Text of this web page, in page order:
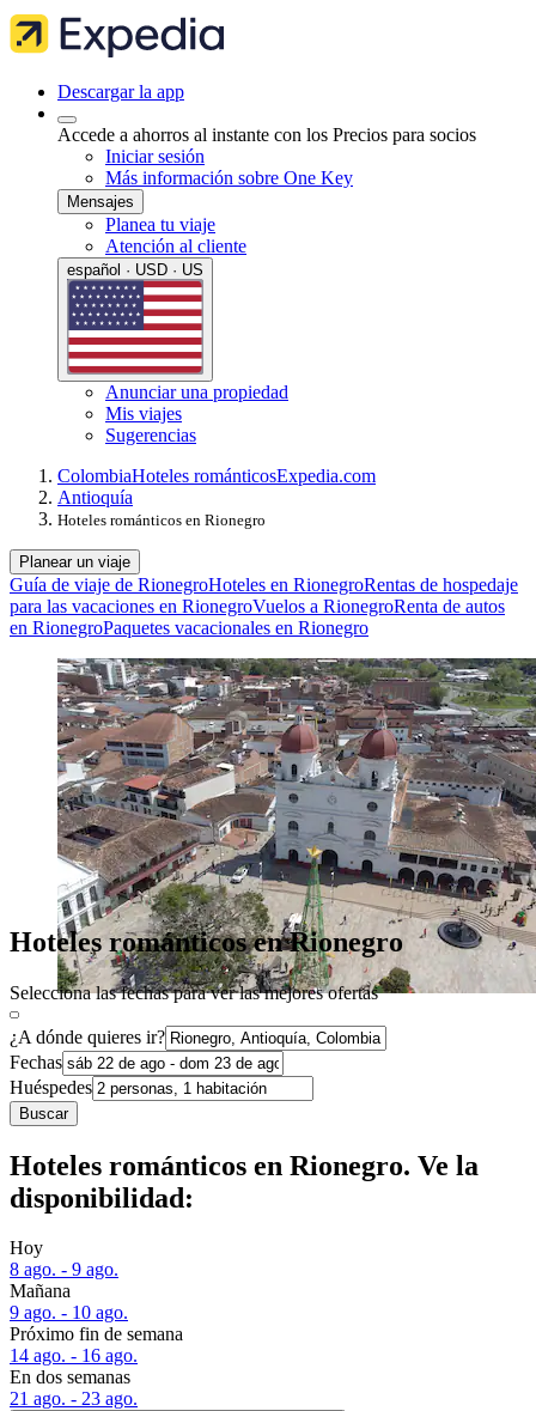
Descargar la app
Accede a ahorros al instante con los Precios para socios
Iniciar sesión
Más información sobre One Key
Mensajes
Planea tu viaje
Atención al cliente
español · USD · US
Anunciar una propiedad
Mis viajes
Sugerencias
ColombiaHoteles románticosExpedia.com
Antioquía
Hoteles románticos en Rionegro
Planear un viaje
Guía de viaje de RionegroHoteles en RionegroRentas de hospedaje
para las vacaciones en RionegroVuelos a RionegroRenta de autos
en RionegroPaquetes vacacionales en Rionegro
Hoteles románticos en Rionegro
Selecciona las fechas para ver las mejores ofertas
¿A dónde quieres ir?
Fechas
Huéspedes
Buscar
Hoteles románticos en Rionegro. Ve la
disponibilidad:
Hoy
8 ago. - 9 ago.
Mañana
9 ago. - 10 ago.
Próximo fin de semana
14 ago. - 16 ago.
En dos semanas
21 ago. - 23 ago.